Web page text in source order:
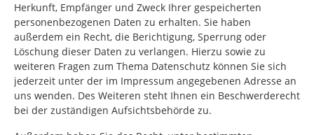
Herkunft, Empfänger und Zweck Ihrer gespeicherten
personenbezogenen Daten zu erhalten. Sie haben
außerdem ein Recht, die Berichtigung, Sperrung oder
Löschung dieser Daten zu verlangen. Hierzu sowie zu
weiteren Fragen zum Thema Datenschutz können Sie sich
jederzeit unter der im Impressum angegebenen Adresse an
uns wenden. Des Weiteren steht Ihnen ein Beschwerderecht
bei der zuständigen Aufsichtsbehörde zu.